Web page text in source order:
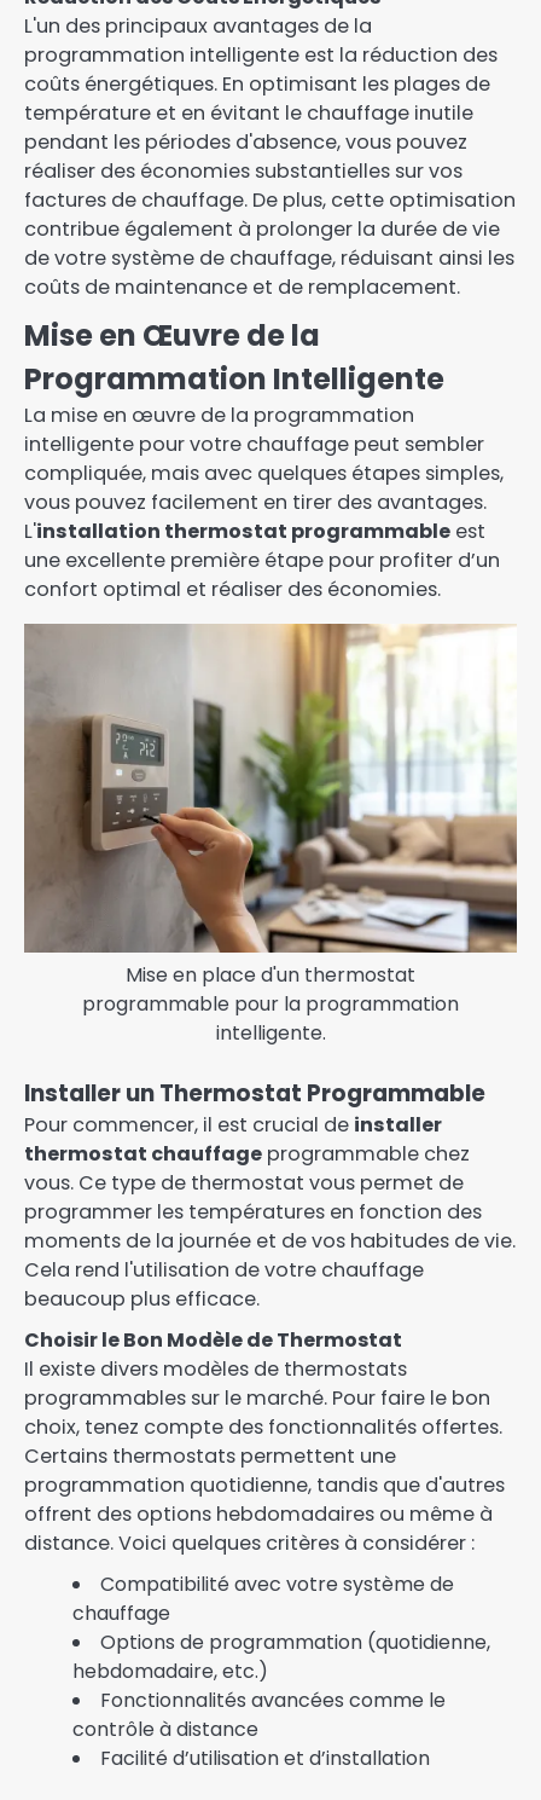
L'un des principaux avantages de la
programmation intelligente est la réduction des
coûts énergétiques. En optimisant les plages de
température et en évitant le chauffage inutile
pendant les périodes d'absence, vous pouvez
réaliser des économies substantielles sur vos
factures de chauffage. De plus, cette optimisation
contribue également à prolonger la durée de vie
de votre système de chauffage, réduisant ainsi les
coûts de maintenance et de remplacement.
Mise en Œuvre de la
Programmation Intelligente
La mise en œuvre de la programmation
intelligente pour votre chauffage peut sembler
compliquée, mais avec quelques étapes simples,
vous pouvez facilement en tirer des avantages.
L'installation thermostat programmable est
une excellente première étape pour profiter d’un
confort optimal et réaliser des économies.
Mise en place d'un thermostat
programmable pour la programmation
intelligente.
Installer un Thermostat Programmable
Pour commencer, il est crucial de installer
thermostat chauffage programmable chez
vous. Ce type de thermostat vous permet de
programmer les températures en fonction des
moments de la journée et de vos habitudes de vie.
Cela rend l'utilisation de votre chauffage
beaucoup plus efficace.
Choisir le Bon Modèle de Thermostat
Il existe divers modèles de thermostats
programmables sur le marché. Pour faire le bon
choix, tenez compte des fonctionnalités offertes.
Certains thermostats permettent une
programmation quotidienne, tandis que d'autres
offrent des options hebdomadaires ou même à
distance. Voici quelques critères à considérer :
Compatibilité avec votre système de
chauffage
Options de programmation (quotidienne,
hebdomadaire, etc.)
Fonctionnalités avancées comme le
contrôle à distance
Facilité d’utilisation et d’installation